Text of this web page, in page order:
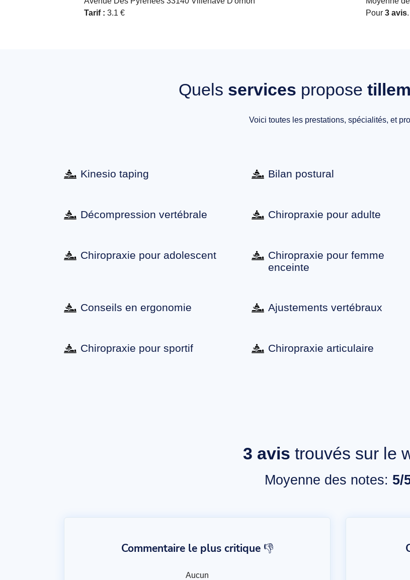
Tarif : 3.1 €
Pour 3 avis.
Quels services propose
Voici toutes les prestations, spécialités, et
Kinesio taping Bilan postural
Décompression vertébrale Chiropraxie pour adulte
Chiropraxie pour adolescent
Chiropraxie pour femme
enceinte
Conseils en ergonomie Ajustements vertébraux
Chiropraxie pour sportif Chiropraxie articulaire
3 avis trouvés sur le
Moyenne des notes: 5/
Commentaire le plus critique 👎
Aucun